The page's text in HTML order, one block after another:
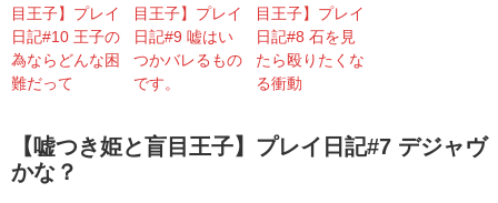
目王子】プレイ
日記#10 王子の
為ならどんな困
難だって
目王子】プレイ
日記#9 嘘はい
つかバレるもの
です。
目王子】プレイ
日記#8 石を見
たら殴りたくな
る衝動
【嘘つき姫と盲目王子】プレイ日記#7 デジャヴ
かな？